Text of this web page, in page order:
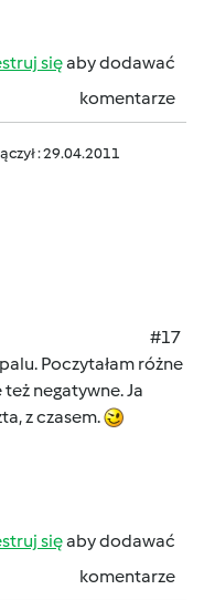
sięaby dodawać
komentarze
: 29.04.2011
#17
Poczytałam różne
negatywne. Ja
z czasem.
sięaby dodawać
komentarze